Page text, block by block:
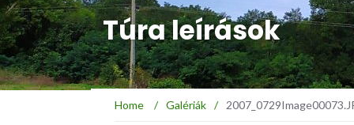
Túra leírások
Home / Galériák /